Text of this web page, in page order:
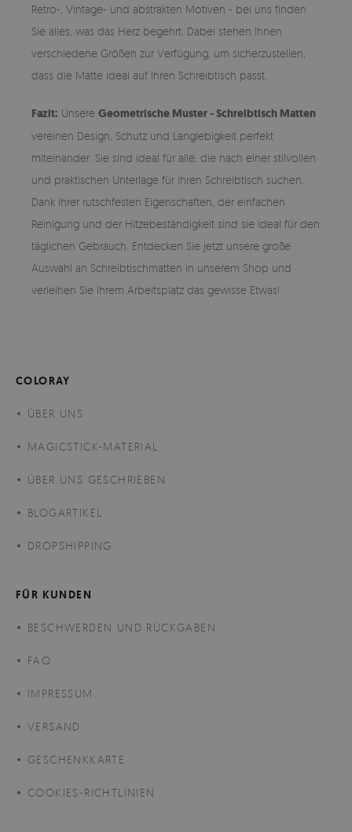
Retro-, Vintage- und abstrakten Motiven - bei uns finden
Sie alles, was das Herz begehrt. Dabei stehen Ihnen
verschiedene Größen zur Verfügung, um sicherzustellen,
dass die Matte ideal auf Ihren Schreibtisch passt.
Fazit: Unsere Geometrische Muster - Schreibtisch Matten
vereinen Design, Schutz und Langlebigkeit perfekt
miteinander. Sie sind ideal für alle, die nach einer stilvollen
und praktischen Unterlage für ihren Schreibtisch suchen.
Dank ihrer rutschfesten Eigenschaften, der einfachen
Reinigung und der Hitzebeständigkeit sind sie ideal für den
täglichen Gebrauch. Entdecken Sie jetzt unsere große
Auswahl an Schreibtischmatten in unserem Shop und
verleihen Sie Ihrem Arbeitsplatz das gewisse Etwas!
COLORAY
ÜBER UNS
MAGICSTICK-MATERIAL
ÜBER UNS GESCHRIEBEN
BLOGARTIKEL
DROPSHIPPING
FÜR KUNDEN
BESCHWERDEN UND RÜCKGABEN
FAQ
IMPRESSUM
VERSAND
GESCHENKKARTE
COOKIES-RICHTLINIEN